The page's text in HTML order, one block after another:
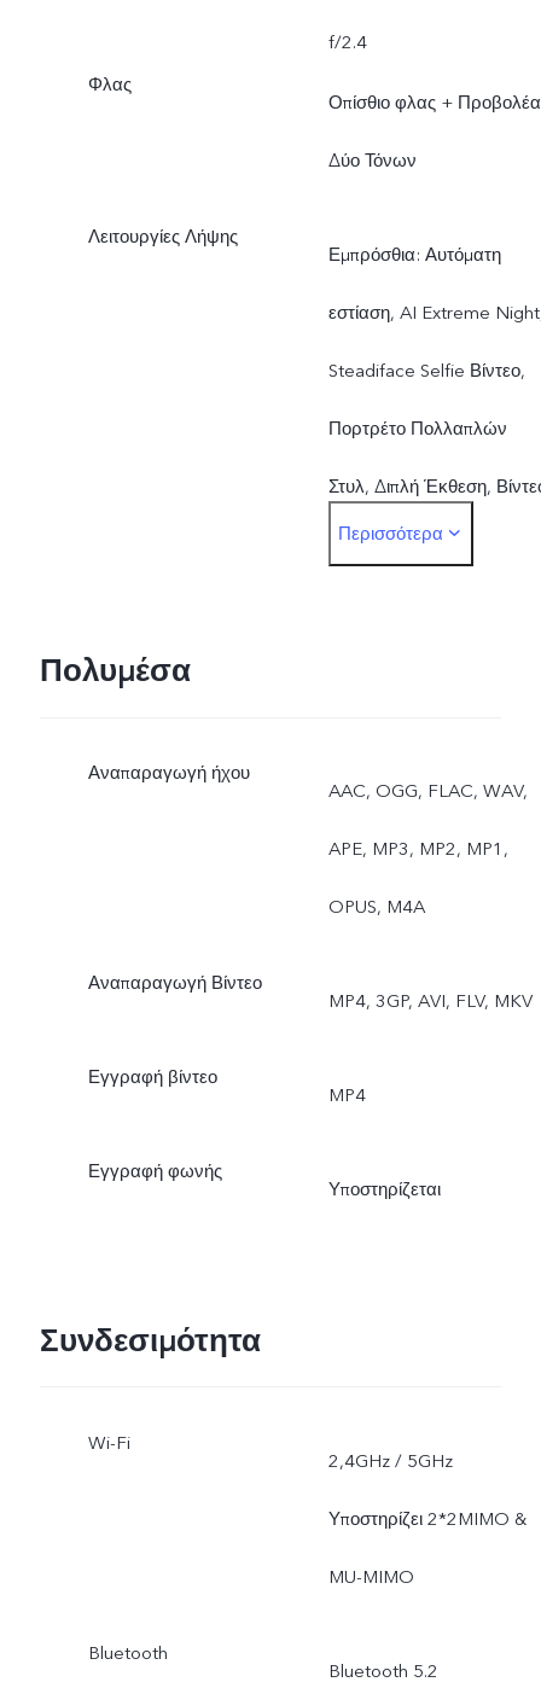
f/2.4
Φλας
Οπίσθιο φλας +
Δύο Τόνων
Λειτουργίες Λήψης
Εμπρόσθια: Αυτόματη
εστίαση, AI Extreme
Steadiface Selfie Βίντεο,
Πορτρέτο Πολλαπλών
Στυλ, Διπλή Έκθεση,
Βελτίωση Προσώπου,
Wide Night, Super Macro,
Bokeh Flare, Υψηλή
Βίντεο, Διπλή Έκθεση,
Έγγραφα, Πανοραμικό,
Pro, Ultra Σταθεροποίηση
Περισσότερα
Πολυμέσα
Αναπαραγωγή ήχου
AAC, OGG, FLAC, WAV,
APE, MP3, MP2, MP1,
OPUS, M4A
Αναπαραγωγή Βίντεο
MP4, 3GP, AVI, FLV, MKV
Εγγραφή βίντεο
MP4
Εγγραφή φωνής
Υποστηρίζεται
Συνδεσιμότητα
Wi-Fi
2,4GHz / 5GHz
Υποστηρίζει 2*2MIMO &
MU-MIMO
Bluetooth
Bluetooth 5.2